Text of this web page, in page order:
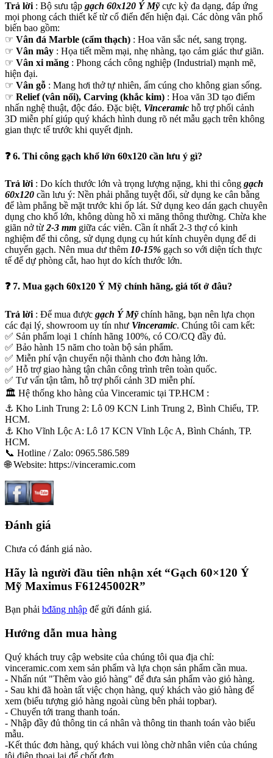
Trả lời: Bộ sưu tập gạch 60x120 Ý Mỹ cực kỳ đa dạng, đáp ứng
mọi phong cách thiết kế từ cổ điển đến hiện đại. Các dòng vân phổ
biến bao gồm:
☞ Vân đá Marble (cẩm thạch) : Hoa văn sắc nét, sang trọng.
☞ Vân mây : Họa tiết mềm mại, nhẹ nhàng, tạo cảm giác thư giãn.
☞ Vân xi măng : Phong cách công nghiệp (Industrial) mạnh mẽ,
hiện đại.
☞ Vân gỗ : Mang hơi thở tự nhiên, ấm cúng cho không gian sống.
☞ Relief (vân nổi), Carving (khắc kim) : Hoa văn 3D tạo điểm
nhấn nghệ thuật, độc đáo. Đặc biệt, Vinceramic hỗ trợ phối cảnh
3D miễn phí giúp quý khách hình dung rõ nét mẫu gạch trên không
gian thực tế trước khi quyết định.
❓ 6. Thi công gạch khổ lớn 60x120 cần lưu ý gì?
Trả lời : Do kích thước lớn và trọng lượng nặng, khi thi công gạch
60x120 cần lưu ý: Nền phải phẳng tuyệt đối, sử dụng ke cân bằng
để làm phẳng bề mặt trước khi ốp lát. Sử dụng keo dán gạch chuyên
dụng cho khổ lớn, không dùng hồ xi măng thông thường. Chừa khe
giãn nở từ 2-3 mm giữa các viên. Cần ít nhất 2-3 thợ có kinh
nghiệm để thi công, sử dụng dụng cụ hút kính chuyên dụng để di
chuyển gạch. Nên mua dư thêm 10-15% gạch so với diện tích thực
tế để dự phòng cắt, hao hụt do kích thước lớn.
❓ 7. Mua gạch 60x120 Ý Mỹ chính hãng, giá tốt ở đâu?
Trả lời : Để mua được gạch Ý Mỹ chính hãng, bạn nên lựa chọn
các đại lý, showroom uy tín như Vinceramic. Chúng tôi cam kết:
✅ Sản phẩm loại 1 chính hãng 100%, có CO/CQ đầy đủ.
✅ Bảo hành 15 năm cho toàn bộ sản phẩm.
✅ Miễn phí vận chuyển nội thành cho đơn hàng lớn.
✅ Hỗ trợ giao hàng tận chân công trình trên toàn quốc.
✅ Tư vấn tận tâm, hỗ trợ phối cảnh 3D miễn phí.
🏛 Hệ thống kho hàng của Vinceramic tại TP.HCM :
⚓️ Kho Linh Trung 2: Lô 09 KCN Linh Trung 2, Bình Chiểu, TP.
HCM.
⚓️ Kho Vĩnh Lộc A: Lô 17 KCN Vĩnh Lộc A, Bình Chánh, TP.
HCM.
📞 Hotline / Zalo: 0965.586.589
🌐 Website: https://vinceramic.com
Đánh giá
Chưa có đánh giá nào.
Hãy là người đầu tiên nhận xét “Gạch 60×120 Ý
Mỹ Maximus F61245002R”
Bạn phải bđăng nhập để gửi đánh giá.
Hướng dẫn mua hàng
Quý khách truy cập website của chúng tôi qua địa chỉ:
vinceramic.com xem sản phẩm và lựa chọn sản phẩm cần mua.
- Nhấn nút "Thêm vào giỏ hàng" để đưa sản phẩm vào giỏ hàng.
- Sau khi đã hoàn tất việc chọn hàng, quý khách vào giỏ hàng để
xem (biểu tượng giỏ hàng ngoài cùng bên phải topbar).
- Chuyển tới trang thanh toán.
- Nhập đầy đủ thông tin cá nhân và thông tin thanh toán vào biểu
mẫu.
-Kết thúc đơn hàng, quý khách vui lòng chờ nhân viên của chúng
tôi điện thoại lại để chốt đơn.